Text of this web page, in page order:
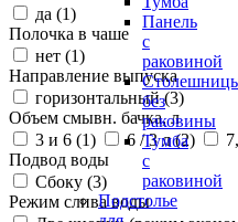
Панель
с
раковиной
без
раковины
Тумба
с
раковиной
Подстолье
да (1)
Полочка в чаше
нет (1)
Направление выпуска
горизонтальный (3)
Объем смывн. бачка, л
3 и 6 (1) 6 / 3 л (2)
Подвод воды
Сбоку (3)
Режим слива воды